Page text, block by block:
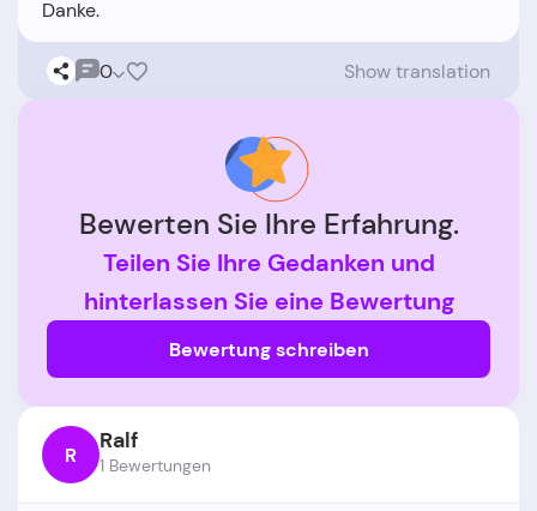
0 Show translation
Bewerten Sie Ihre Erfahrung.
Teilen Sie Ihre Gedanken und
hinterlassen Sie eine Bewertung
Bewertung schreiben
R Ralf
1 Bewertungen